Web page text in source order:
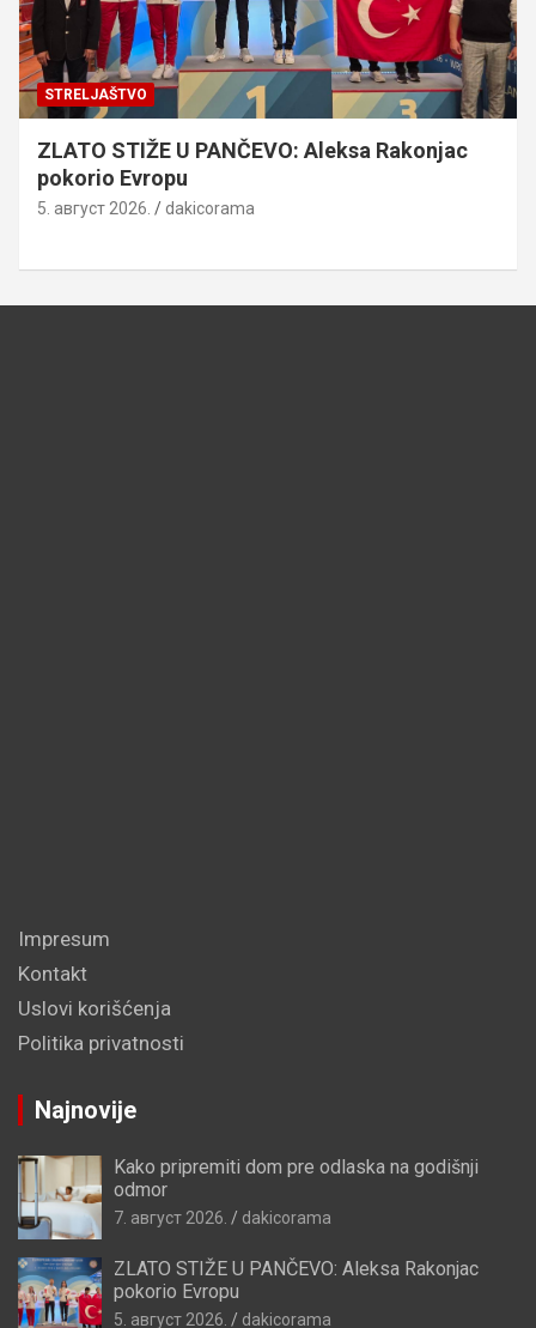
STRELJAŠTVO
ZLATO STIŽE U PANČEVO: Aleksa Rakonjac
pokorio Evropu
5. август 2026. dakicorama
Impresum
Kontakt
Uslovi korišćenja
Politika privatnosti
Najnovije
Kako pripremiti dom pre odlaska na godišnji
odmor
7. август 2026. dakicorama
ZLATO STIŽE U PANČEVO: Aleksa Rakonjac
pokorio Evropu
5. август 2026. dakicorama